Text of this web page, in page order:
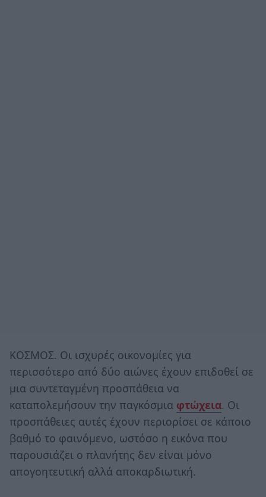
ΚΟΣΜΟΣ. Οι ισχυρές οικονομίες για
περισσότερο από δύο αιώνες έχουν επιδοθεί σε
μια συντεταγμένη προσπάθεια να
καταπολεμήσουν την παγκόσμια φτώχεια. Οι
προσπάθειες αυτές έχουν περιορίσει σε κάποιο
βαθμό το φαινόμενο, ωστόσο η εικόνα που
παρουσιάζει ο πλανήτης δεν είναι μόνο
απογοητευτική αλλά αποκαρδιωτική.